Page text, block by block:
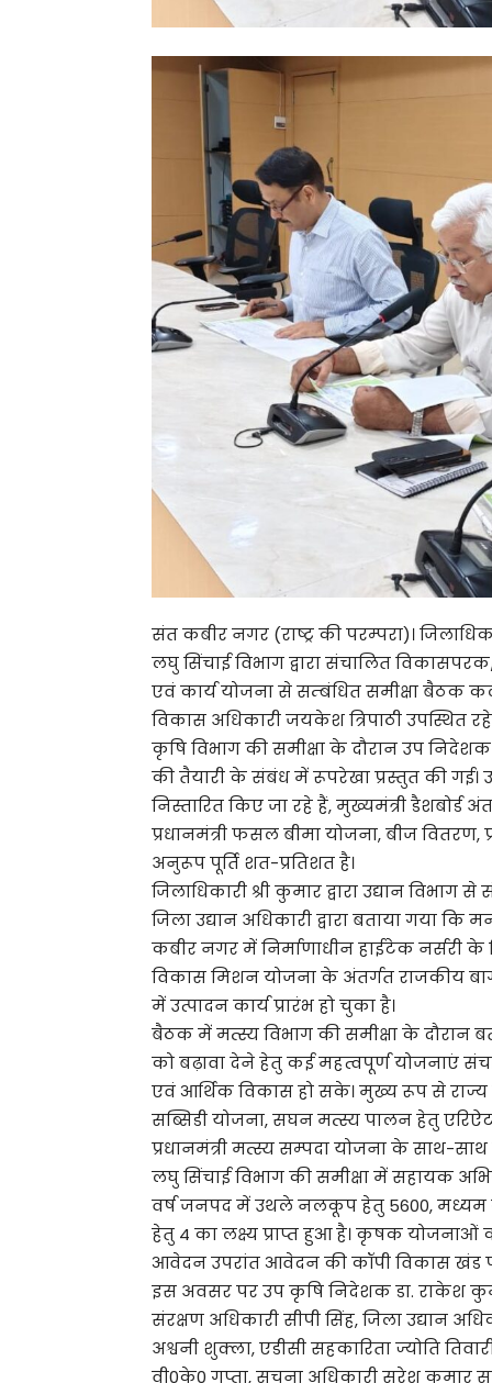
संत कबीर नगर (राष्ट्र की परम्परा)।
लघु सिंचाई विभाग द्वारा संचालित
एवं कार्य योजना से सम्बंधित समीक्षा बैठक
विकास अधिकारी जयकेश त्रिपाठी उपस्थित
कृषि विभाग की समीक्षा के दौरान उप
की तैयारी के संबंध में रूपरेखा प्रस्तुत की
निस्तारित किए जा रहे हैं, मुख्यमंत्री डैशबोर्ड
प्रधानमंत्री फसल बीमा योजना, बीज वितरण,
अनुरूप पूर्ति शत-प्रतिशत है।
जिलाधिकारी श्री कुमार द्वारा उद्यान विभाग
जिला उद्यान अधिकारी द्वारा बताया गया
कबीर नगर में निर्माणाधीन हाईटेक नर्सरी के
विकास मिशन योजना के अंतर्गत राजकीय
में उत्पादन कार्य प्रारंभ हो चुका है।
बैठक में मत्स्य विभाग की समीक्षा के दौरान
को बढ़ावा देने हेतु कई महत्वपूर्ण योजनाएं
एवं आर्थिक विकास हो सके। मुख्य रूप से राज्य
सब्सिडी योजना, सघन मत्स्य पालन हेतु
प्रधानमंत्री मत्स्य सम्पदा योजना के साथ-
लघु सिंचाई विभाग की समीक्षा में सहायक
वर्ष जनपद में उथले नलकूप हेतु 5600, मध्यम
हेतु 4 का लक्ष्य प्राप्त हुआ है। कृषक योजनाओं
आवेदन उपरांत आवेदन की कॉपी विकास खंड
इस अवसर पर उप कृषि निदेशक डा. राकेश
संरक्षण अधिकारी सीपी सिंह, जिला उद्यान
अश्वनी शुक्ला, एडीसी सहकारिता ज्योति
वी0के0 गुप्ता, सूचना अधिकारी सुरेश कुमार